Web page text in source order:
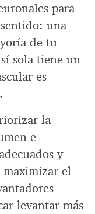
para
una
de tu
sola tiene un
es
la
e
y
maximizar el
levantar más